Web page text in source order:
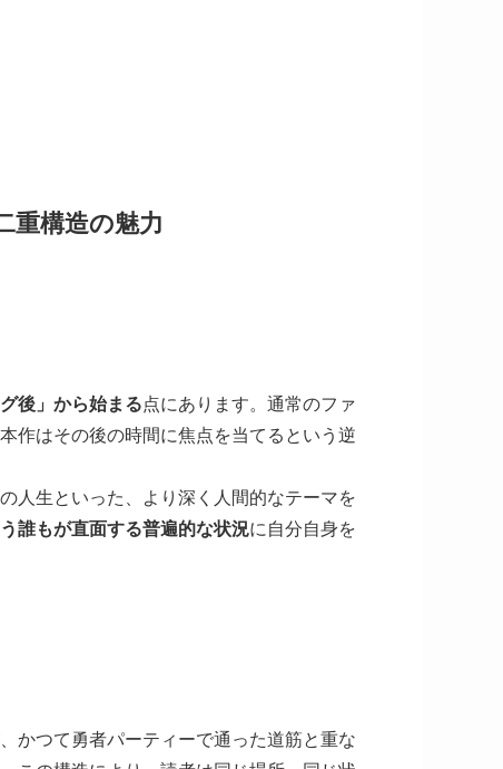
重構造の魅力
後」から始まる点にあります。通常のファ
作はその後の時間に焦点を当てるという逆
人生といった、より深く人間的なテーマを
誰もが直面する普遍的な状況に自分自身を
かつて勇者パーティーで通った道筋と重な